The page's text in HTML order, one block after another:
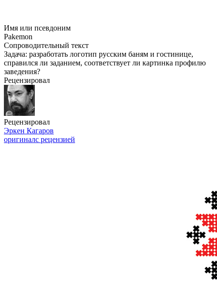
Имя или псевдоним
Pakemon
Сопроводительный текст
Задача: разработать логотип русским баням и гостинице,
справился ли заданием, соответствует ли картинка профилю
заведения?
Рецензировал
Рецензировал
Эркен Кагаров
оригиналс рецензией